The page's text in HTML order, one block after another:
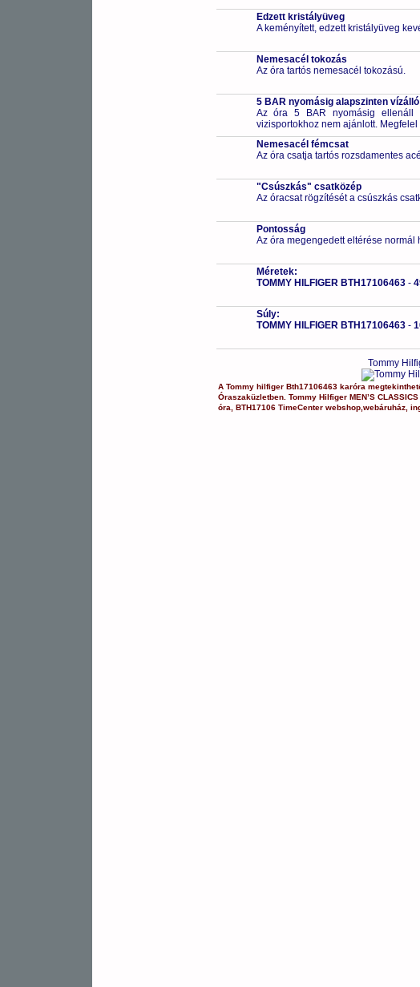
Edzett kristályüveg
A keményített, edzett kristályüveg
Nemesacél tokozás
Az óra tartós nemesacél tokozású.
5 BAR nyomásig alapszinten vízálló
Az óra 5 BAR nyomásig ellenáll
vizisportokhoz nem ajánlott.
Nemesacél fémcsat
Az óra csatja tartós rozsdamentes
"Csúszkás" csatközép
Az óracsat rögzítését a csúszkás
Pontosság
Az óra megengedett eltérése
Méretek:
TOMMY HILFIGER BTH17106463-
Súly:
TOMMY HILFIGER BTH17106463-
Tommy
A Tommy hilfiger Bth17106463 karóra
Óraszaküzletben. Tommy Hilfiger MEN’S CLASSICS
óra
BTH17106 TimeCenter webshop, webáruház,